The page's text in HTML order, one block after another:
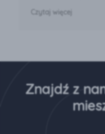
Czytaj więcej
Znajdź z